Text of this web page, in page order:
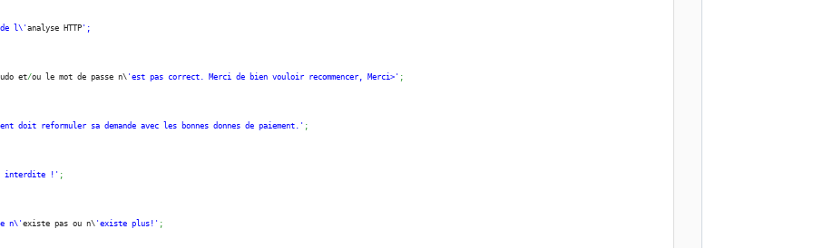
de l\'analyse HTTP';
et/ou le mot de passe n\'est pas correct. Merci de bien vouloir recommencer, Merci>' ;
doit reformuler sa demande avec les bonnes donnes de paiement.' ;
interdite !' ;
n\'existe pas ou n\'existe plus!' ;